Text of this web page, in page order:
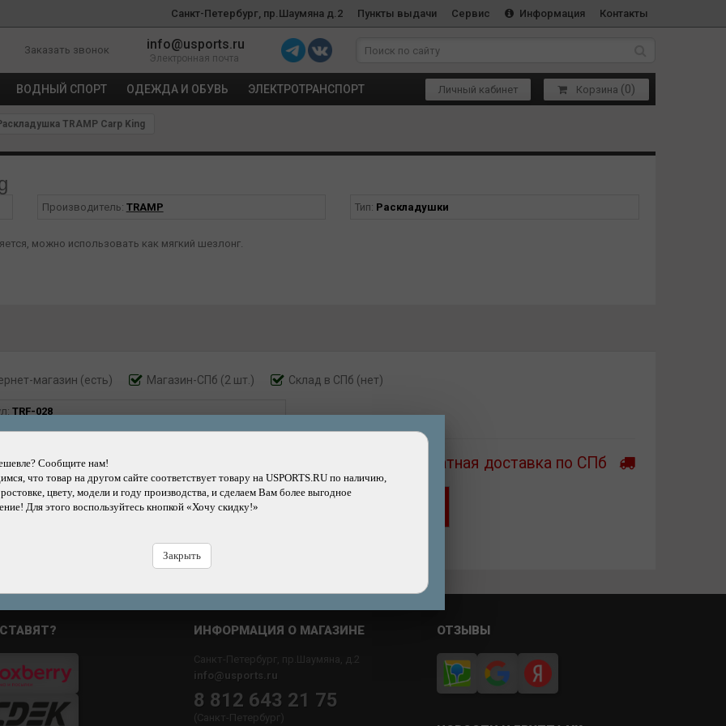
Санкт-Петербург, пр.Шаумяна д.2 Пункты выдачи Сервис Информация Контакты
Заказать звонок info@usports.ru
Электронная почта
ВОДНЫЙ СПОРТ ОДЕЖДА И ОБУВЬ ЭЛЕКТРОТРАНСПОРТ Личный кабинет Корзина (0)
TRAMP Carp King
Производитель: TRAMP Тип: Раскладушки
можно использовать как мягкий шезлонг.
магазин (есть) Магазин-СПб (2 шт.) Склад в СПб (нет)
TRF-028
Бесплатная доставка по СПб
14500р.
Сообщите нам!
что товар на другом сайте соответствует товару на USPORTS.RU по наличию,
цвету, модели и году производства, и сделаем Вам более выгодное
Для этого воспользуйтесь кнопкой «Хочу скидку!»
Закрыть
Добавить
в корзину
Купить
в кредит
Купить
в рассрочку
ИНФОРМАЦИЯ О МАГАЗИНЕ
Санкт-Петербург, пр.Шаумяна, д.2
info@usports.ru
8 812 643 21 75
(Санкт-Петербург)
ОТЗЫВЫ